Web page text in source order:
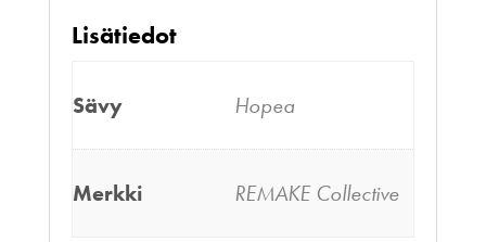
Lisätiedot
Sävy Hopea
Merkki REMAKE Collective